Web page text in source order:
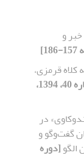
و
کلاه قرمزی،
[دوره 11، شماره 40، 1394،
در
گفت‌وگو و
[دوره